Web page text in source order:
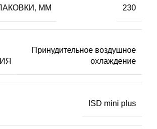
ММ 230
Принудительное воздушное
охлаждение
ISD mini plus